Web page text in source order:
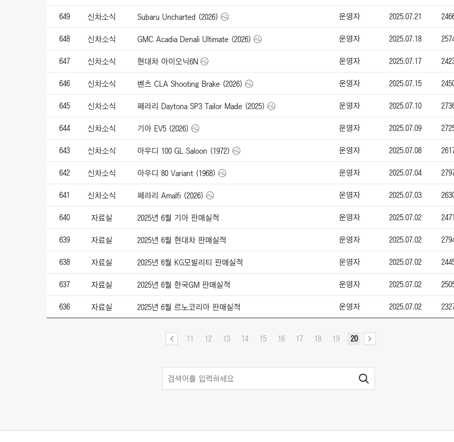
649 신차소식 Subaru Uncharted (2026) 운영자 2025.07.21
648 신차소식 GMC Acadia Denali Ultimate (2026) 운영자 2025.07.18
647 신차소식 현대차 아이오닉6N 운영자 2025.07.17
646 신차소식 벤츠 CLA Shooting Brake (2026) 운영자 2025.07.15
645 신차소식 페라리 Daytona SP3 Tailor Made (2025) 운영자 2025.07.10
644 신차소식 기아 EV5 (2026) 운영자 2025.07.09
643 신차소식 아우디 100 GL Saloon (1972) 운영자 2025.07.08
642 신차소식 아우디 80 Variant (1968) 운영자 2025.07.04
641 신차소식 페라리 Amalfi (2026) 운영자 2025.07.03
640 자료실 2025년 6월 기아 판매실적 운영자 2025.07.02
639 자료실 2025년 6월 현대차 판매실적 운영자 2025.07.02
638 자료실 2025년 6월 KG모빌리티 판매실적 운영자 2025.07.02
637 자료실 2025년 6월 한국GM 판매실적 운영자 2025.07.02
636 자료실 2025년 6월 르노코리아 판매실적 운영자 2025.07.02
11 12 13 14 15 16 17 18 19 20